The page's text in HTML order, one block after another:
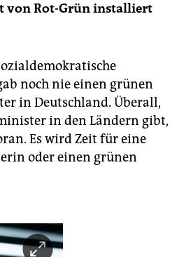
von Rot-Grün installiert
noch nie einen grünen
in Deutschland. Überall,
in den Ländern gibt,
Es wird Zeit für eine
oder einen grünen